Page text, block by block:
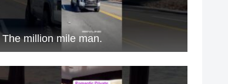
The million mile man.